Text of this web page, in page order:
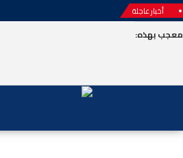
أخبار عاجلة
بهذه: